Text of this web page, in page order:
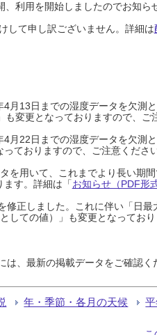
利用を開始しましたのでお知ら
して申し訳ございません。詳細は
月13日までの湿度データを欠測
変更となっておりますので、ご
月22日までの湿度データを欠測
ておりますので、ご注意くださ
を用いて、これまでより長い期
す。詳細は「お知らせ（PDF形
正しました。これに伴い「日最
しての値）」も変更となってお
、最新の掲載データをご確認く
年・季節・各月の天候